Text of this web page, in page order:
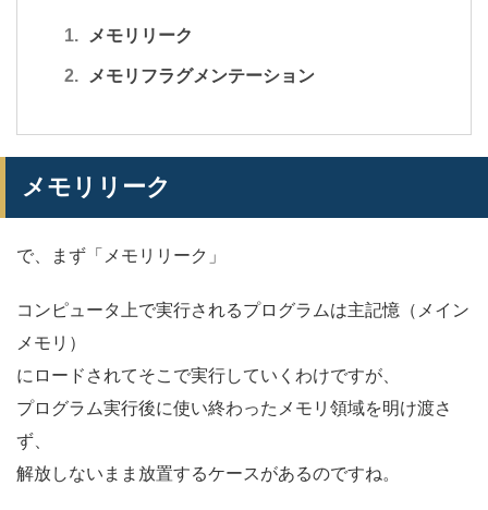
メモリリーク
メモリフラグメンテーション
メモリリーク
で、まず「メモリリーク」
コンピュータ上で実行されるプログラムは主記憶（メイン
メモリ）
にロードされてそこで実行していくわけですが、
プログラム実行後に使い終わったメモリ領域を明け渡さ
ず、
解放しないまま放置するケースがあるのですね。